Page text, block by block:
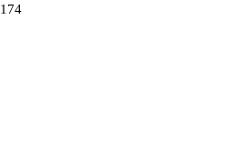
174